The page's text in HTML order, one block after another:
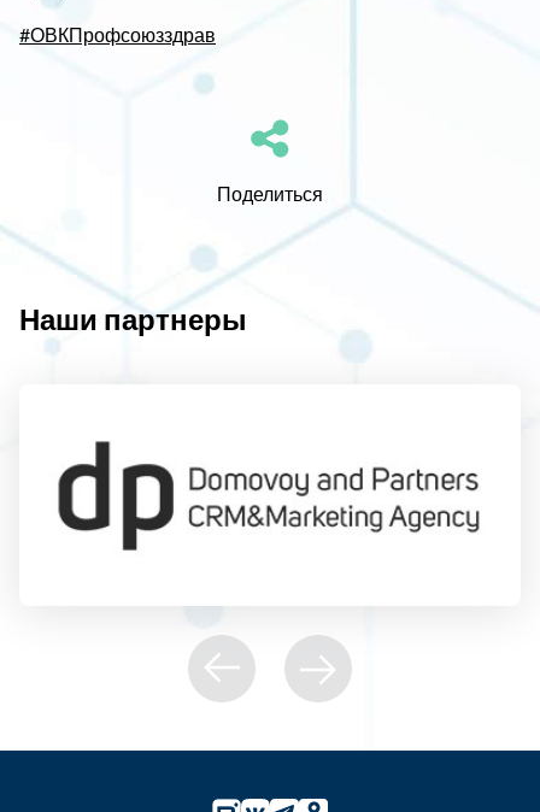
#ОВКПрофсоюзздрав
Поделиться
Наши партнеры